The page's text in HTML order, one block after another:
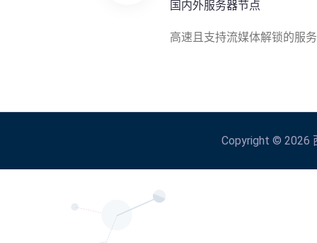
国内外服务器节点
高速且支持流媒体解锁的服
Copyright © 2026